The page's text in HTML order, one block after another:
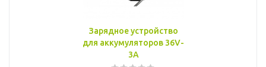
Зарядное устройство
для аккумуляторов 36V-
3A